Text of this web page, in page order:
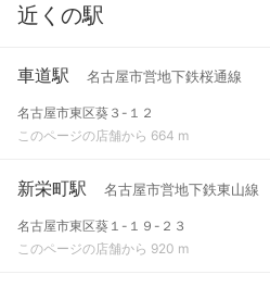
近くの駅
車道駅 名古屋市営地下鉄桜通線
名古屋市東区葵３-１２
このページの店舗から 664 m
新栄町駅 名古屋市営地下鉄東山線
名古屋市東区葵１-１９-２３
このページの店舗から 920 m